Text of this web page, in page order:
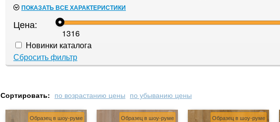
ПОКАЗАТЬ ВСЕ ХАРАКТЕРИСТИКИ
Цена:
1316
Новинки каталога
Сбросить фильтр
Сортировать: по возрастанию цены по убыванию цены
Образец в шоу-руме Образец в шоу-руме Образец в шоу-руме